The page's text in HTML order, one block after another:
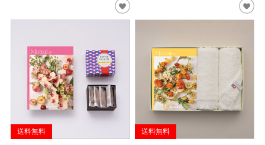
送料無料 送料無料